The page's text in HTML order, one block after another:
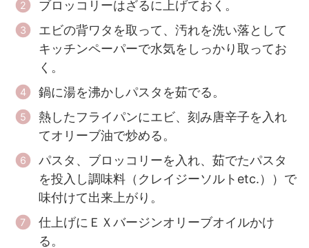
ブロッコリーはざるに上げておく。
エビの背ワタを取って、汚れを洗い落として
キッチンペーパーで水気をしっかり取ってお
く。
鍋に湯を沸かしパスタを茹でる。
熱したフライパンにエビ、刻み唐辛子を入れ
てオリーブ油で炒める。
パスタ、ブロッコリーを入れ、茹でたパスタ
を投入し調味料（クレイジーソルトetc.））で
味付けて出来上がり。
仕上げにＥＸバージンオリーブオイルかけ
る。